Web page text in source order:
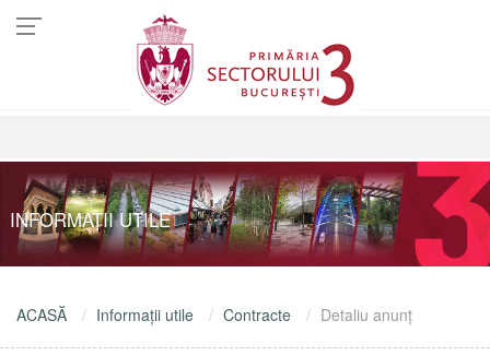
INFORMAŢII UTILE
ACASĂ Informaţii utile Contracte Detaliu anunţ